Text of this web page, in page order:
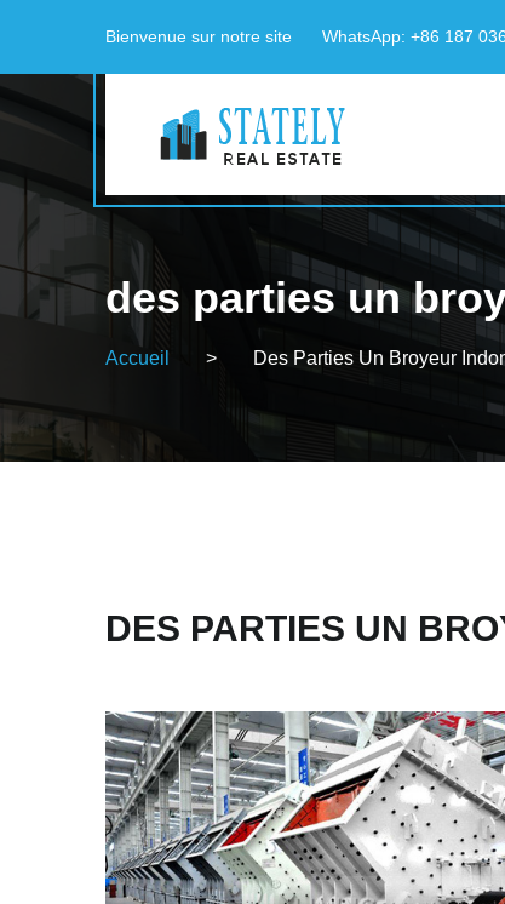
Bienvenue sur notre site WhatsApp: +86 187
des parties un
Accueil > Des Parties Un Broyeur
DES PARTIES UN